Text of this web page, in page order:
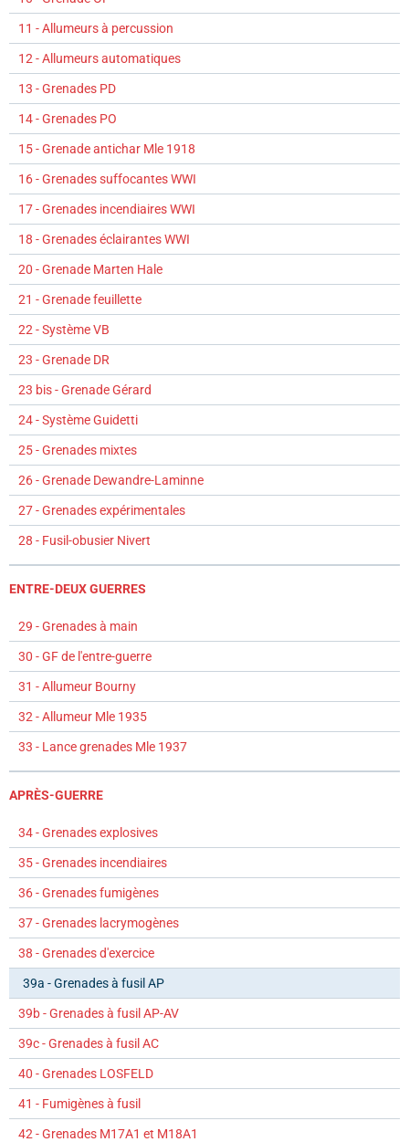
11 - Allumeurs à percussion
12 - Allumeurs automatiques
13 - Grenades PD
14 - Grenades PO
15 - Grenade antichar Mle 1918
16 - Grenades suffocantes WWI
17 - Grenades incendiaires WWI
18 - Grenades éclairantes WWI
20 - Grenade Marten Hale
21 - Grenade feuillette
22 - Système VB
23 - Grenade DR
23 bis - Grenade Gérard
24 - Système Guidetti
25 - Grenades mixtes
26 - Grenade Dewandre-Laminne
27 - Grenades expérimentales
28 - Fusil-obusier Nivert
ENTRE-DEUX GUERRES
29 - Grenades à main
30 - GF de l'entre-guerre
31 - Allumeur Bourny
32 - Allumeur Mle 1935
33 - Lance grenades Mle 1937
APRÈS-GUERRE
34 - Grenades explosives
35 - Grenades incendiaires
36 - Grenades fumigènes
37 - Grenades lacrymogènes
38 - Grenades d'exercice
39a - Grenades à fusil AP
39b - Grenades à fusil AP-AV
39c - Grenades à fusil AC
40 - Grenades LOSFELD
41 - Fumigènes à fusil
42 - Grenades M17A1 et M18A1